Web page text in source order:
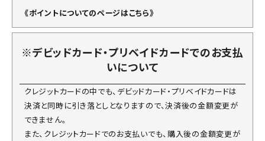
《ポイントについてのページはこちら》
※デビッドカード・プリベイドカードでのお支払
いについて
クレジットカードの中でも、デビッドカード・プリベイドカードは
決済と同時に引き落としとなりますので、決済後の金額変更が
できません。
また、クレジットカードでのお支払いでも、購入後の金額変更が